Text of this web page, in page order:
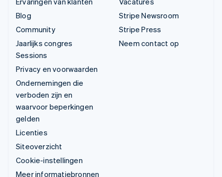
Blog
Community
Jaarlijks congres
Sessions
Privacy en voorwaarden
Ondernemingen die
verboden zijn en
waarvoor beperkingen
gelden
Licenties
Siteoverzicht
Cookie-instellingen
Meer informatiebronnen
Stripe Newsroom
Stripe Press
Neem contact op